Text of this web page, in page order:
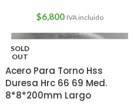
$6,800 IVA incluido
SOLD
OUT
Acero Para Torno Hss
Duresa Hrc 66 69 Med.
8*8*200mm Largo